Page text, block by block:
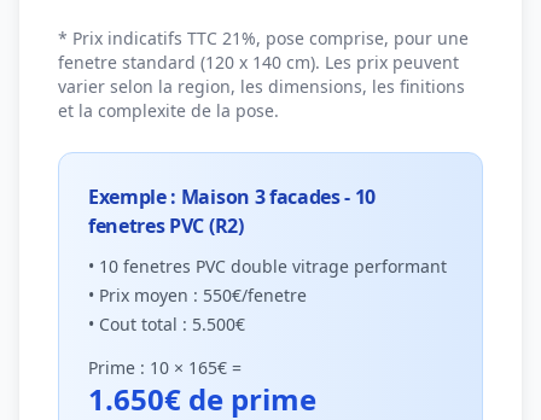
* Prix indicatifs TTC 21%, pose comprise, pour une
fenetre standard (120 x 140 cm). Les prix peuvent
varier selon la region, les dimensions, les finitions
et la complexite de la pose.
Exemple : Maison 3 facades - 10
fenetres PVC (R2)
• 10 fenetres PVC double vitrage performant
• Prix moyen : 550€/fenetre
• Cout total : 5.500€
Prime : 10 × 165€ =
1.650€ de prime